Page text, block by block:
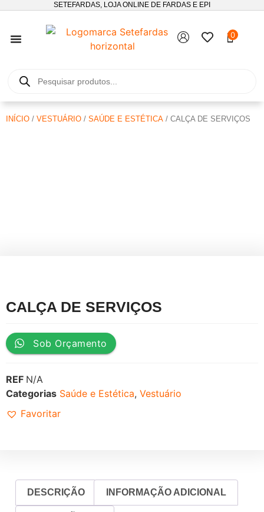
SETEFARDAS, LOJA ONLINE DE FARDAS E EPI
0
INÍCIO / VESTUÁRIO / SAÚDE E ESTÉTICA / CALÇA DE SERVIÇOS
CALÇA DE SERVIÇOS
Sob Orçamento
REF N/A
Categorias Saúde e Estética, Vestuário
Favoritar
DESCRIÇÃO INFORMAÇÃO ADICIONAL